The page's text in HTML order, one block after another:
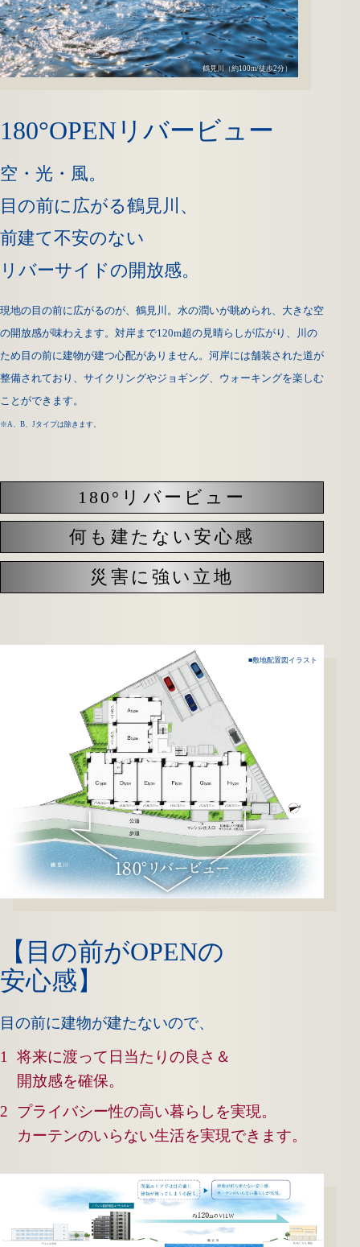
鶴見川（約100m/徒歩2分）
180°OPENリバービュー
空・光・風。
目の前に広がる鶴見川、
前建て不安のない
リバーサイドの開放感。
現地の目の前に広がるのが、鶴見川。水の潤いが眺められ、大きな空
の開放感が味わえます。対岸まで120m超の見晴らしが広がり、川の
ため 目の前に建物が建つ心配がありません。河岸には舗装された道が
整備されており、サイクリングやジョギング、ウォーキングを楽しむ
ことができます。
※A、B、Jタイプは除きます。
180°リバービュー
何も建たない安心感
災害に強い立地
【目の前がOPENの
安心感】
目の前に建物が建たないので、
将来に渡って日当たりの良さ＆
開放感を確保。
プライバシー性の高い暮らしを実現。
カーテンのいらない生活を実現できます。
■敷地配置図イラスト